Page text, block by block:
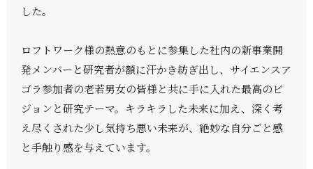
した。
ロフトワーク様の熱意のもとに参集した社内の新事業開
発メンバーと研究者が額に汗かき紡ぎ出し、サイエンスア
ゴラ参加者の老若男女の皆様と共に手に入れた最高のビ
ジョンと研究テーマ。キラキラした未来に加え、深く考
え尽くされた少し気持ち悪い未来が、絶妙な自分ごと感
と手触り感を与えています。